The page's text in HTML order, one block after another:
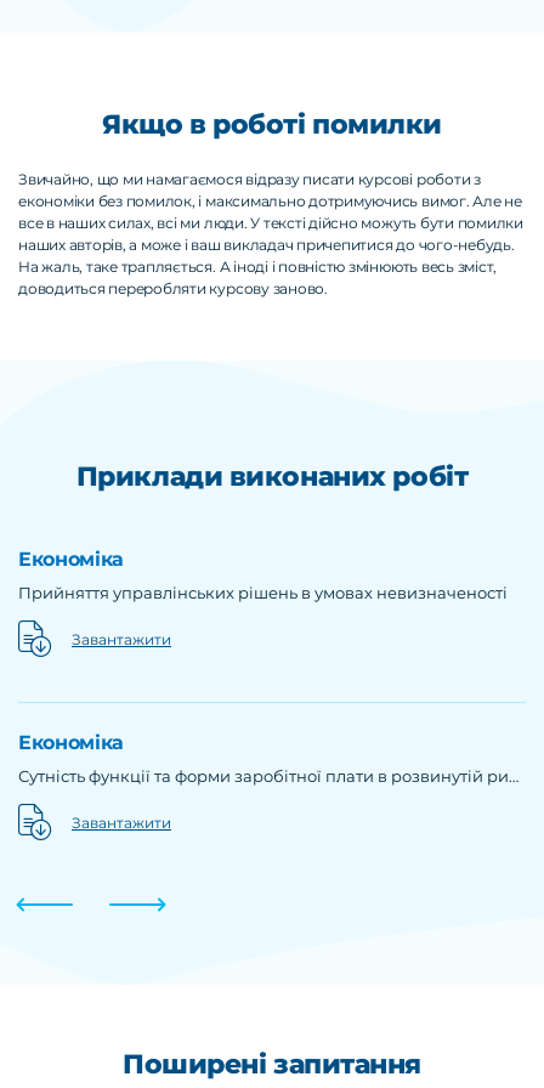
Якщо в роботі помилки
Звичайно, що ми намагаємося відразу писати курсові роботи з
економіки без помилок, і максимально дотримуючись вимог. Але не
все в наших силах, всі ми люди. У тексті дійсно можуть бути помилки
наших авторів, а може і ваш викладач причепитися до чого-небудь.
На жаль, таке трапляється. А іноді і повністю змінюють весь зміст,
доводиться переробляти курсову заново.
Приклади виконаних робіт
Економіка
Прийняття управлінських рішень в умовах невизначеності
Завантажити
Економіка
Сутність функції та форми заробітної плати в розвинутій ринковій економіці
Завантажити
Поширені запитання